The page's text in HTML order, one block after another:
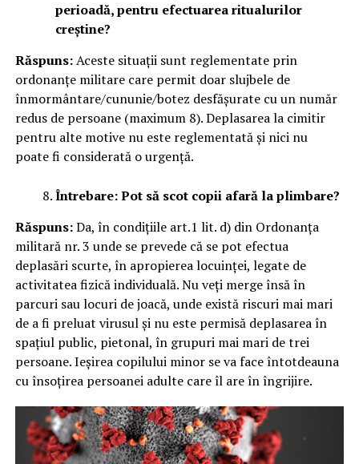
perioadă, pentru efectuarea ritualurilor
creștine?
Răspuns:Aceste situații sunt reglementate prin
ordonanțe militare care permit doar slujbele de
înmormântare/cununie/botez desfășurate cu un număr
redus de persoane (maximum 8). Deplasarea la cimitir
pentru alte motive nu este reglementată și nici nu
poate fi considerată o urgență.
Întrebare: Pot să scot copii afară la plimbare?
Răspuns:Da, în condițiile art.1 lit. d) din Ordonanța
militară nr. 3 unde se prevede că se pot efectua
deplasări scurte, în apropierea locuinței, legate de
activitatea fizică individuală. Nu veți merge însă în
parcuri sau locuri de joacă, unde există riscuri mai mari
de a fi preluat virusul și nu este permisă deplasarea în
spațiul public, pietonal, în grupuri mai mari de trei
persoane. Ieșirea copilului minor se va face întotdeauna
cu însoțirea persoanei adulte care îl are în îngrijire.